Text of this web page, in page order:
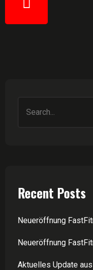
Recent Posts
Neueröffnung
Neueröffnung
Aktuelles Update